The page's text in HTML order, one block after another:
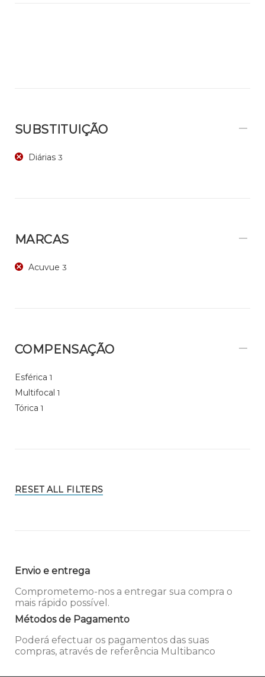
SUBSTITUIÇÃO
Diárias 3
MARCAS
Acuvue 3
COMPENSAÇÃO
Esférica 1
Multifocal 1
Tórica 1
RESET ALL FILTERS
Envio e entrega
Comprometemo-nos a entregar sua compra o
mais rápido possível.
Métodos de Pagamento
Poderá efectuar os pagamentos das suas
compras, através de referência Multibanco